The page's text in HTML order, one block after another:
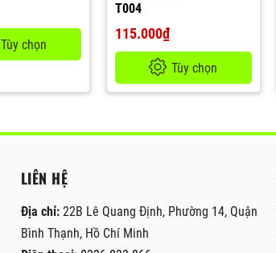
Tùy chọn
T004
115.000₫
Tùy chọn
LIÊN HỆ
Địa chỉ: 22B Lê Quang Định, Phường 14, Quận
Bình Thạnh, Hồ Chí Minh